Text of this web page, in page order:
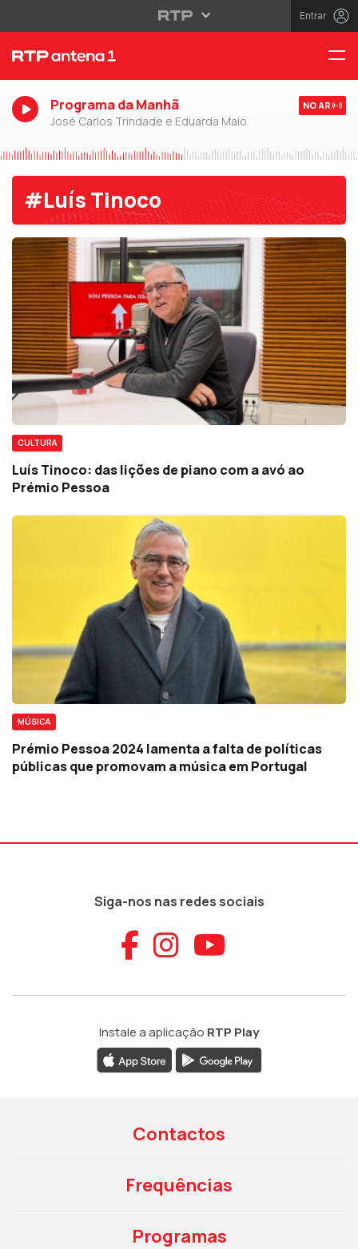
Entrar
Programa da Manhã
José Carlos Trindade e Eduarda Maio
NO AR
#Luís Tinoco
CULTURA
Luís Tinoco: das lições de piano com a avó ao
Prémio Pessoa
MÚSICA
Prémio Pessoa 2024 lamenta a falta de políticas
públicas que promovam a música em Portugal
Siga-nos nas redes sociais
Aceder ao
Aceder ao
Aceder
Instale a aplicação RTP Play
Contactos
Frequências
Programas